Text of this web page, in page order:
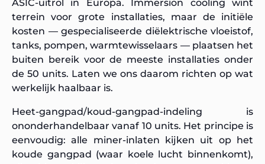
ASIC-uitrol in Europa. Immersion cooling wint
terrein voor grote installaties, maar de initiële
kosten — gespecialiseerde diëlektrische vloeistof,
tanks, pompen, warmtewisselaars — plaatsen het
buiten bereik voor de meeste installaties onder
de 50 units. Laten we ons daarom richten op wat
werkelijk haalbaar is.
Heet-gangpad/koud-gangpad-indeling is
ononderhandelbaar vanaf 10 units. Het principe is
eenvoudig: alle miner-inlaten kijken uit op het
koude gangpad (waar koele lucht binnenkomt),